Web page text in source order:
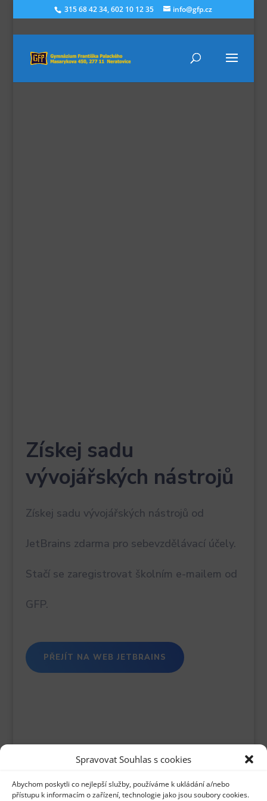
Spravovat Souhlas s cookies
Abychom poskytli co nejlepší služby, používáme k ukládání a/nebo
přístupu k informacím o zařízení, technologie jako jsou soubory cookies.
315 68 42 34, 602 10 12 35 info@gfp.cz
Vývojářské
Získej sadu
vývojářských nástrojů
Získej sadu vývojářských nástrojů od
JetBrains zdarma pro sebevzdělávací účely.
Stačí se zaregistrovat školním e-mailem od
GFP.
PŘEJÍT NA WEB JETBRAINS